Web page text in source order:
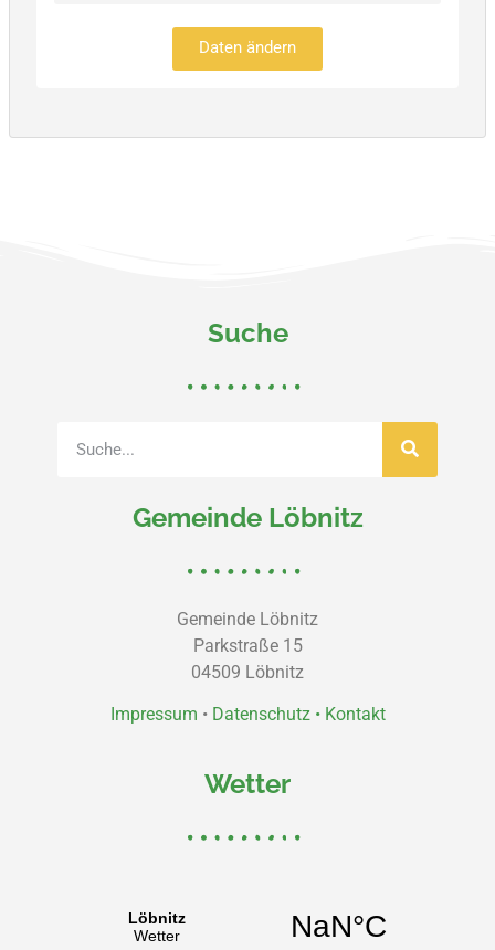
Daten ändern
Suche
Gemeinde Löbnitz
Gemeinde Löbnitz
Parkstraße 15
04509 Löbnitz
Impressum • Datenschutz • Kontakt
Wetter